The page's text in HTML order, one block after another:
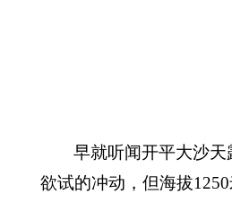
早就听闻开平大沙
欲试的冲动，但海拔1250